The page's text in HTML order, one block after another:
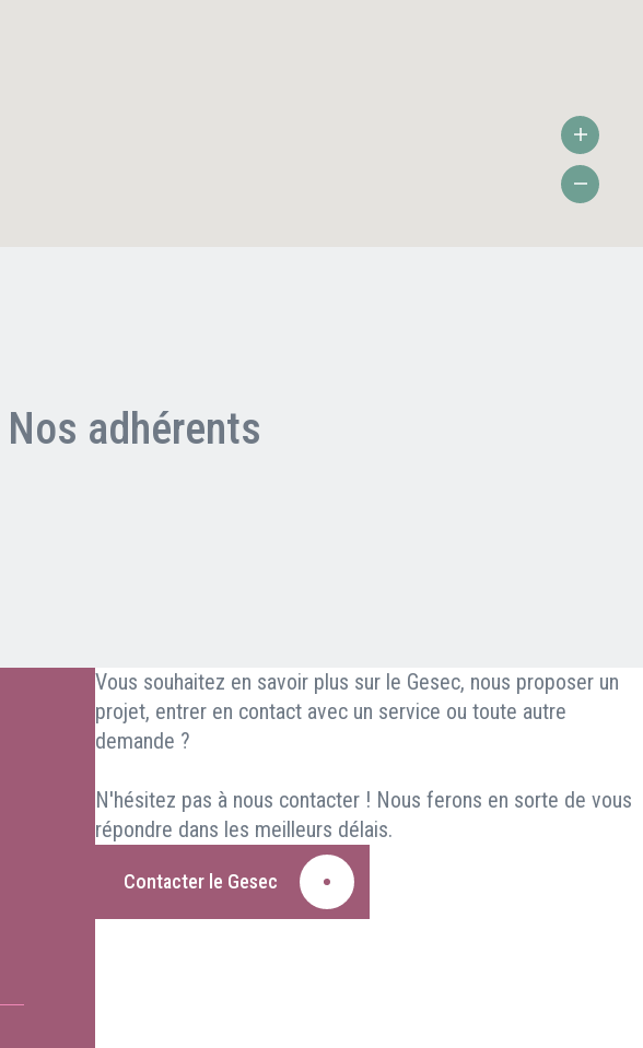
Nos adhérents
Vous souhaitez en savoir plus sur le Gesec, nous proposer un
projet, entrer en contact avec un service ou toute autre
demande ?
N'hésitez pas à nous contacter ! Nous ferons en sorte de vous
répondre dans les meilleurs délais.
Contacter le Gesec